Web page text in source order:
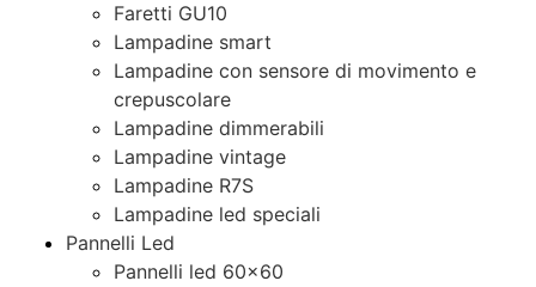
Faretti GU10
Lampadine smart
Lampadine con sensore di movimento e
crepuscolare
Lampadine dimmerabili
Lampadine vintage
Lampadine R7S
Lampadine led speciali
Pannelli Led
Pannelli led 60×60